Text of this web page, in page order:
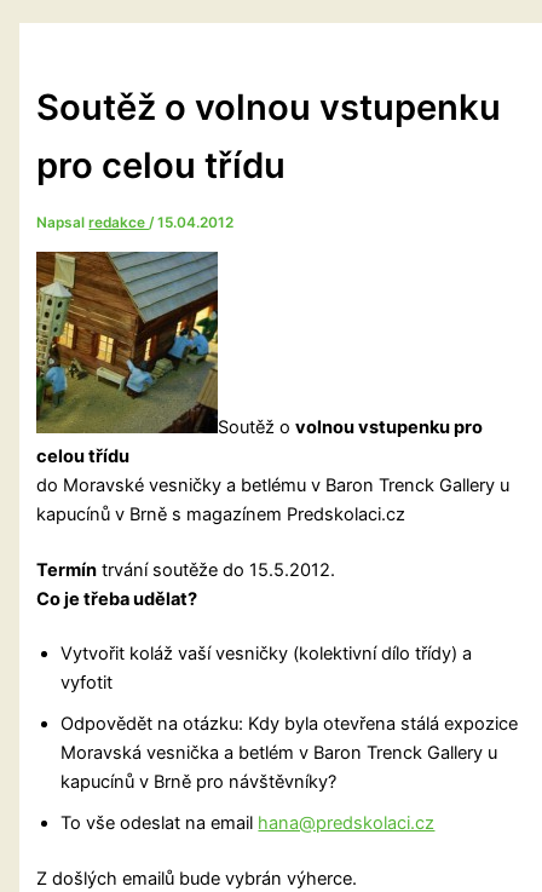
Soutěž o volnou vstupenku
pro celou třídu
Napsalredakce/15.04.2012
Soutěž ovolnou vstupenku pro
celou třídu
do Moravské vesničky a betlému v Baron Trenck Gallery u
kapucínů v Brně s magazínem Predskolaci.cz
Termín trvání soutěže do 15.5.2012.
Co je třeba udělat?
Vytvořit koláž vaší vesničky (kolektivní dílo třídy) a
vyfotit
Odpovědět na otázku: Kdy byla otevřena stálá expozice
Moravská vesnička a betlém v Baron Trenck Gallery u
kapucínů v Brně pro návštěvníky?
To vše odeslat na email hana@predskolaci.cz
Z došlých emailů bude vybrán výherce.